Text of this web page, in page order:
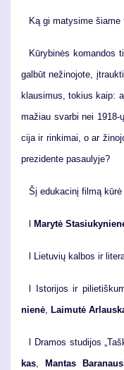
Ką gi ma­ty­si­me šia­me
Kū­ry­bi­nės ko­man­dos
gal­būt ne­ži­no­jo­te,
klau­si­mus, to­kius kaip:
ma­žiau svar­bi nei
ci­ja ir rin­ki­mai, o ar
pre­zi­den­te pa­sau­ly­je?
Šį edu­ka­ci­nį fil­mą
Ma­ry­tė
l Lie­tu­vių kal­bos ir
l Is­to­ri­jos ir
nie­nė, Lai­mu­tė
l Dra­mos stu­di­jos
kas, Man­tas